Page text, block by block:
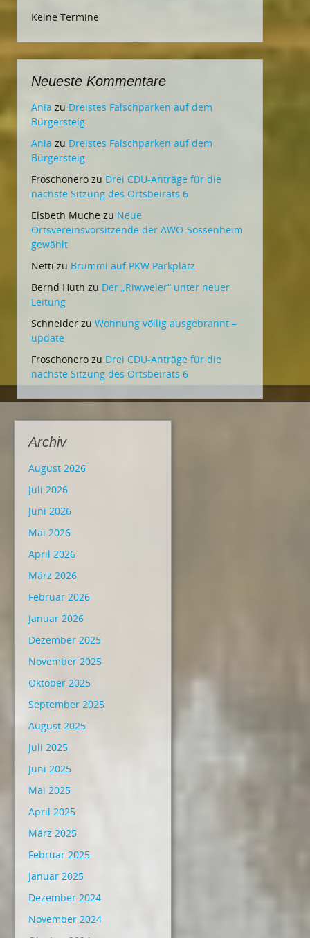
Keine Termine
Neueste Kommentare
Ania zu Dreistes Falschparken auf dem
Bürgersteig
Ania zu Dreistes Falschparken auf dem
Bürgersteig
Froschonero zu Drei CDU-Anträge für die
nächste Sitzung des Ortsbeirats 6
Elsbeth Muche zu Neue
Ortsvereinsvorsitzende der AWO-Sossenheim
gewählt
Netti zu Brummi auf PKW Parkplatz
Bernd Huth zu Der „Riwweler“ unter neuer
Leitung
Schneider zu Wohnung völlig ausgebrannt –
update
Froschonero zu Drei CDU-Anträge für die
nächste Sitzung des Ortsbeirats 6
Archiv
August 2026
Juli 2026
Juni 2026
Mai 2026
April 2026
März 2026
Februar 2026
Januar 2026
Dezember 2025
November 2025
Oktober 2025
September 2025
August 2025
Juli 2025
Juni 2025
Mai 2025
April 2025
März 2025
Februar 2025
Januar 2025
Dezember 2024
November 2024